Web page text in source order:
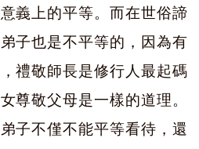
義上的平等。而在世俗諦
子也是不平等的，因為有
禮敬師長是修行人最起碼
尊敬父母是一樣的道理。
子不僅不能平等看待，還